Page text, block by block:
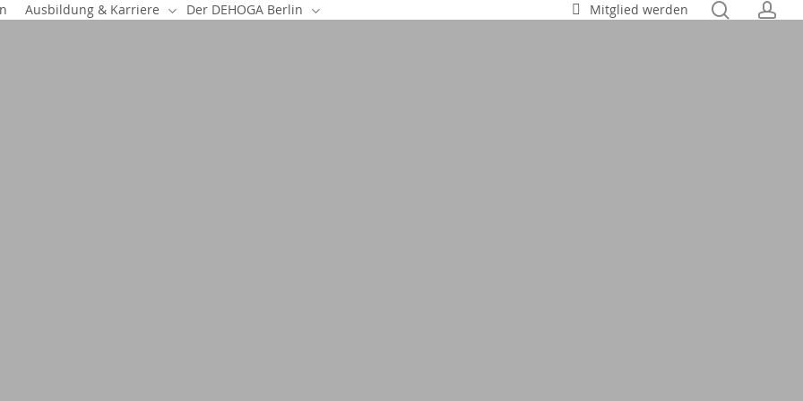
Ausbildung & Karriere Der DEHOGA Berlin Mitglied werden search